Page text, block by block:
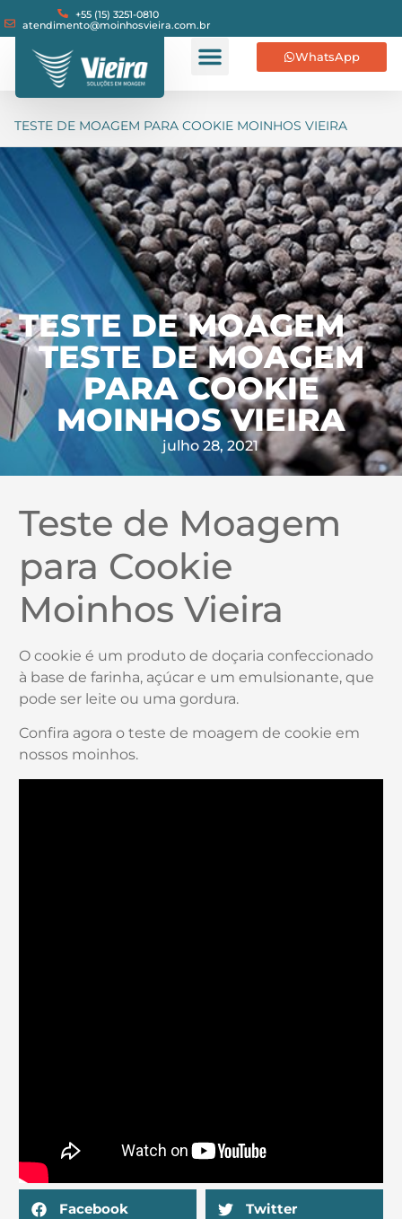
+55 (15) 3251-0810
atendimento@moinhosvieira.com.br
WhatsApp
TESTE DE MOAGEM PARA COOKIE MOINHOS VIEIRA
TESTE DE MOAGEM
TESTE DE MOAGEM
PARA COOKIE
MOINHOS VIEIRA
julho 28, 2021
Teste de Moagem
para Cookie
Moinhos Vieira
O cookie é um produto de doçaria confeccionado
à base de farinha, açúcar e um emulsionante, que
pode ser leite ou uma gordura.
Confira agora o teste de moagem de cookie em
nossos moinhos.
Facebook Twitter